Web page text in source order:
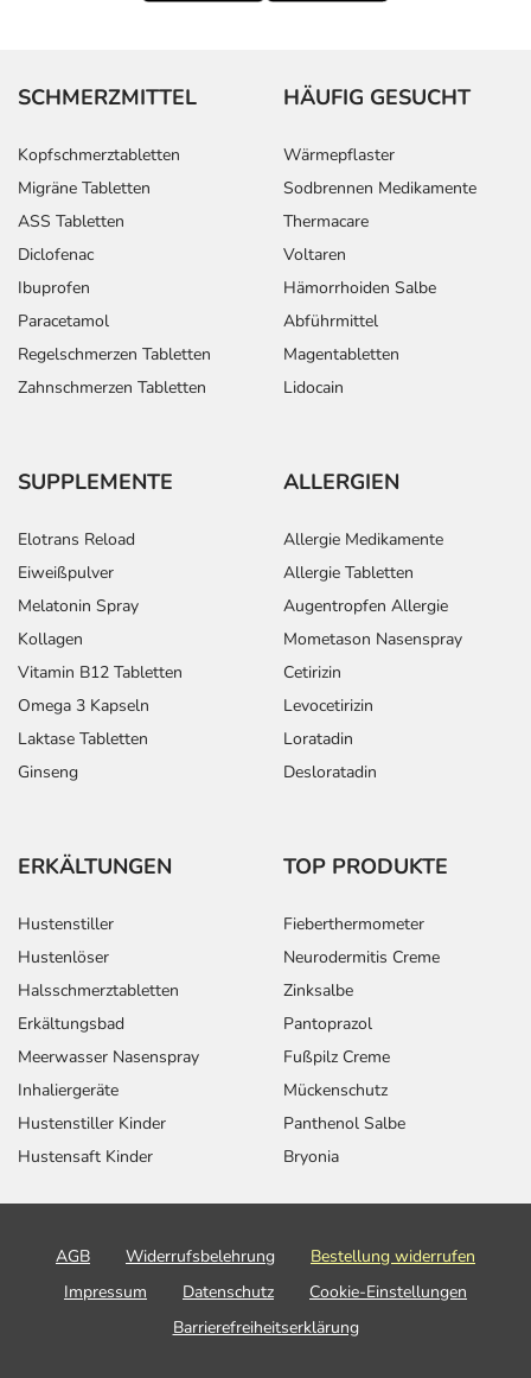
Koronare Herzkrankheit
Dosierungsempfehlung:
Die Gesamtdosis sollte nicht ohne Rücksprache mit
einem Arzt oder Apotheker überschritten werden.
Die Anwendungsdauer richtet sich nach Art der
Beschwerde und/oder Dauer der Erkrankung und wird
deshalb nur von Ihrem Arzt bestimmt. Prinzipiell ist die
Dauer der Anwendung zeitlich nicht begrenzt, das
Arzneimittel kann daher längerfristig angewendet
Überdosierung?
Es kann zu einer Vielzahl von
Herz- Kreislauffunktion sowie zum Herzstillstand. Setzen
umgehend mit einem Arzt in Verbindung.
Setzen Sie die Einnahme zum nächsten vorgeschriebenen
Zeitpunkt ganz normal (also nicht mit der doppelten
Menge) fort.
Generell gilt: Achten Sie vor allem bei Säuglingen,
Kleinkindern und älteren Menschen auf eine
gewissenhafte Dosierung. Im Zweifelsfalle fragen Sie
Ihren Arzt oder Apotheker nach etwaigen Auswirkungen
Eine vom Arzt verordnete Dosierung kann von den
Angaben der Packungsbeilage abweichen. Da der Arzt sie
individuell abstimmt, sollten Sie das Arzneimittel daher
SCHMERZMITTEL
Kopfschmerztabletten
Migräne Tabletten
ASS Tabletten
Diclofenac
Ibuprofen
Paracetamol
Regelschmerzen Tabletten
Zahnschmerzen Tabletten
HÄUFIG GESUCHT
Wärmepflaster
Sodbrennen Medikamente
Thermacare
Voltaren
Hämorrhoiden Salbe
Abführmittel
Magentabletten
Lidocain
SUPPLEMENTE
Elotrans Reload
Eiweißpulver
Melatonin Spray
Kollagen
Vitamin B12 Tabletten
Omega 3 Kapseln
Laktase Tabletten
Ginseng
ALLERGIEN
Allergie Medikamente
Allergie Tabletten
Augentropfen Allergie
Mometason Nasenspray
Cetirizin
Levocetirizin
Loratadin
Desloratadin
ERKÄLTUNGEN
Hustenstiller
Hustenlöser
Halsschmerztabletten
Erkältungsbad
Meerwasser Nasenspray
Inhaliergeräte
Hustenstiller Kinder
Hustensaft Kinder
TOP PRODUKTE
Fieberthermometer
Neurodermitis Creme
Zinksalbe
Pantoprazol
Fußpilz Creme
Mückenschutz
Panthenol Salbe
Bryonia
AGB Widerrufsbelehrung
Bestellung widerrufen
Impressum
Datenschutz
Cookie-Einstellungen
Barrierefreiheitserklärung